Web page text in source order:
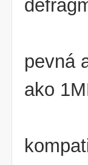
pevná
ako